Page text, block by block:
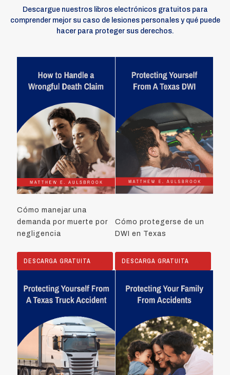
Descargue nuestros libros electrónicos gratuitos para
comprender mejor su caso de lesiones personales y qué puede
hacer para proteger sus derechos.
Cómo manejar una
demanda por muerte por
negligencia
DESCARGA GRATUITA
Cómo protegerse de un
DWI en Texas
DESCARGA GRATUITA